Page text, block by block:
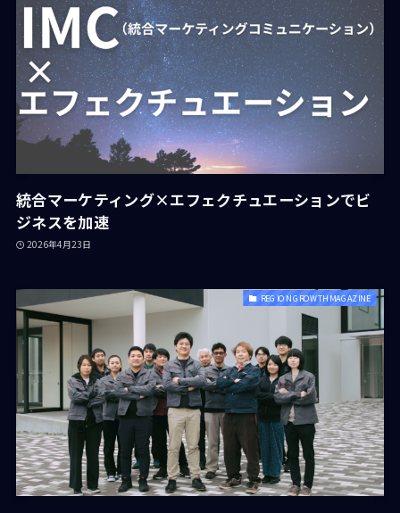
統合マーケティング×エフェクチュエーションでビ
ジネスを加速
2026年4月23日
REGION GROWTH MAGAZINE